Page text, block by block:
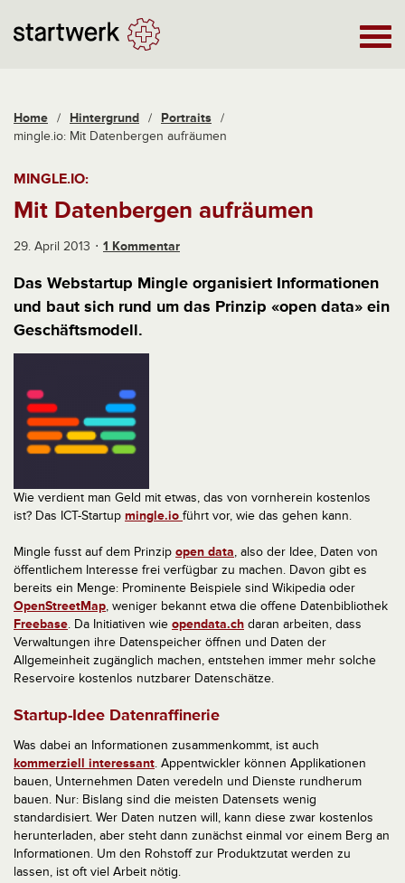
Home / Hintergrund / Portraits /
mingle.io: Mit Datenbergen aufräumen
MINGLE.IO:
Mit Datenbergen aufräumen
29. April 2013 1 Kommentar
Das Webstartup Mingle organisiert Informationen
und baut sich rund um das Prinzip «open data» ein
Geschäftsmodell.
Wie verdient man Geld mit etwas, das von vornherein kostenlos
ist? Das ICT-Startup mingle.io führt vor, wie das gehen kann.
Mingle fusst auf dem Prinzip open data, also der Idee, Daten von
öffentlichem Interesse frei verfügbar zu machen. Davon gibt es
bereits ein Menge: Prominente Beispiele sind Wikipedia oder
OpenStreetMap, weniger bekannt etwa die offene Datenbibliothek
Freebase. Da Initiativen wie opendata.ch daran arbeiten, dass
Verwaltungen ihre Datenspeicher öffnen und Daten der
Allgemeinheit zugänglich machen, entstehen immer mehr solche
Reservoire kostenlos nutzbarer Datenschätze.
Startup-Idee Datenraffinerie
Was dabei an Informationen zusammenkommt, ist auch
kommerziell interessant. Appentwickler können Applikationen
bauen, Unternehmen Daten veredeln und Dienste rundherum
bauen. Nur: Bislang sind die meisten Datensets wenig
standardisiert. Wer Daten nutzen will, kann diese zwar kostenlos
herunterladen, aber steht dann zunächst einmal vor einem Berg an
Informationen. Um den Rohstoff zur Produktzutat werden zu
lassen, ist oft viel Arbeit nötig.